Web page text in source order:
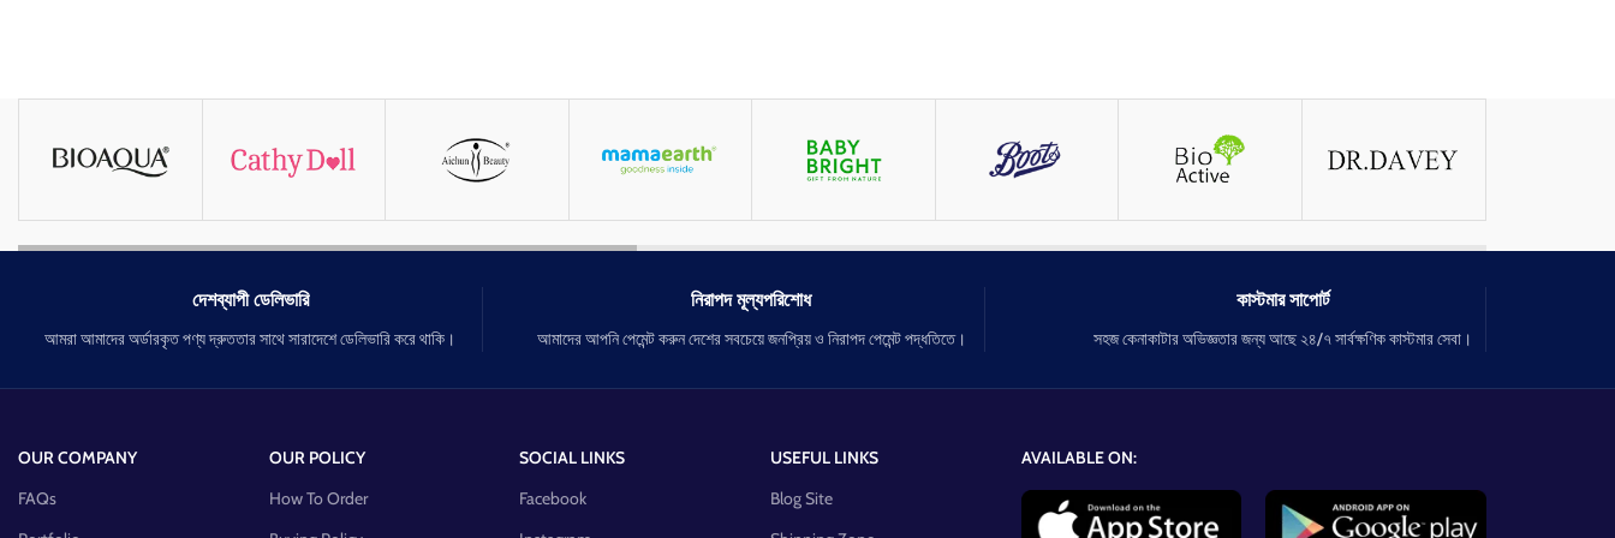
দেশব্যাপী ডেলিভারি
আমরা আমাদের অর্ডারকৃত পণ্য দ্রুততার সাথে সারাদেশে ডেলিভারি করে থাকি।
নিরাপদ মূল্যপরিশোধ
আমাদের আপনি পেমেন্ট করুন দেশের সবচেয়ে জনপ্রিয় ও নিরাপদ পেমেন্ট পদ্ধতিতে।
কাস্টমার সাপোর্ট
সহজ কেনাকাটার অভিজ্ঞতার জন্য আছে ২৪/৭ সার্বক্ষণিক কাস্টমার সেবা।
OUR COMPANY
FAQs
OUR POLICY
How To Order
SOCIAL LINKS
Facebook
USEFUL LINKS
Blog Site
AVAILABLE ON: